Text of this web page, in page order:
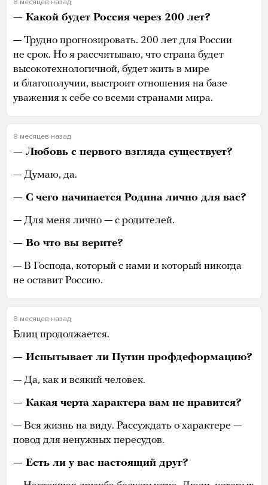
— Какой будет Россия через 200 лет?
— Трудно прогнозировать. 200 лет для России
не срок. Но я рассчитываю, что страна будет
высокотехнологичной, будет жить в мире
и благополучии, выстроит отношения на базе
уважения к себе со всеми странами мира.
8 месяцев назад
— Любовь с первого взгляда существует?
— Думаю, да.
— С чего начинается Родина лично для вас?
— Для меня лично — с родителей.
— Во что вы верите?
— В Господа, который с нами и который никогда
не оставит Россию.
8 месяцев назад
Блиц продолжается.
— Испытывает ли Путин профдеформацию?
— Да, как и всякий человек.
— Какая черта характера вам не нравится?
— Вся жизнь на виду. Рассуждать о характере —
повод для ненужных пересудов.
— Есть ли у вас настоящий друг?